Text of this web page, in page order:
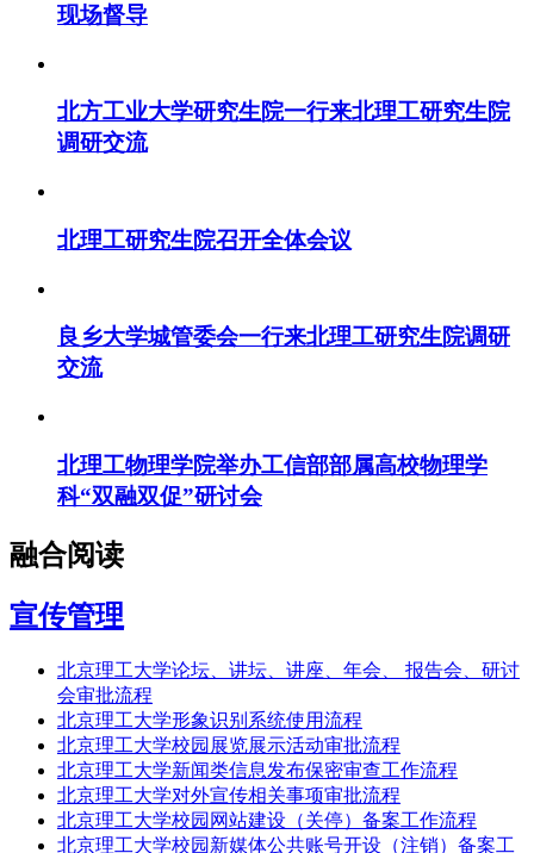
现场督导
北方工业大学研究生院一行来北理工研究生院
调研交流
北理工研究生院召开全体会议
良乡大学城管委会一行来北理工研究生院调研
交流
北理工物理学院举办工信部部属高校物理学
科“双融双促”研讨会
融合阅读
宣传管理
北京理工大学论坛、讲坛、讲座、年会、 报告会、研讨
会审批流程
北京理工大学形象识别系统使用流程
北京理工大学校园展览展示活动审批流程
北京理工大学新闻类信息发布保密审查工作流程
北京理工大学对外宣传相关事项审批流程
北京理工大学校园网站建设（关停）备案工作流程
北京理工大学校园新媒体公共账号开设（注销）备案工